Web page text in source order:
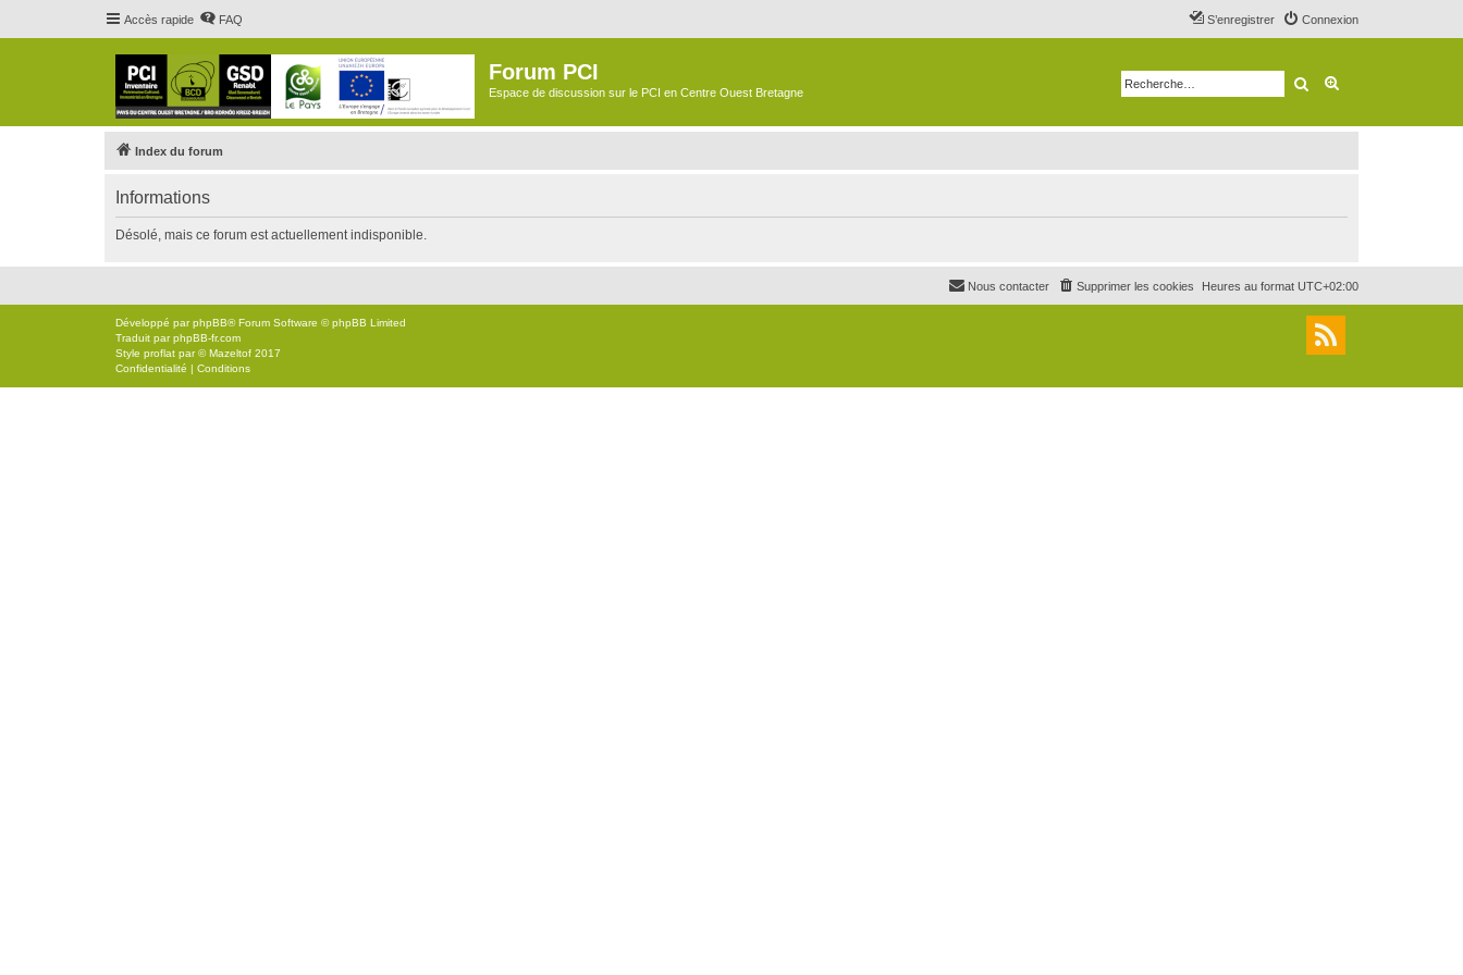
Accès rapide FAQ Connexion
S’enregistrer
Forum PCI
Espace de discussion sur le PCI en Centre Ouest Bretagne Rechercher
Index du forum
Informations
Désolé, mais ce forum est actuellement indisponible.
Heures au format UTC+02:00
Supprimer les cookies
Nous contacter
Développé parphpBB® Forum Software © phpBB Limited
Traduit parphpBB-fr.com
Style proflat par ©Mazeltof 2017
Confidentialité | Conditions